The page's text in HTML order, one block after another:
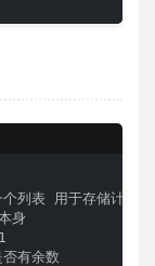
表 用于存储计算的
身
有余数